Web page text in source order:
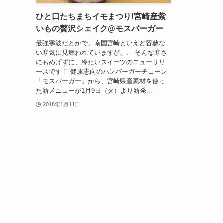
ひと口たちまちイモまつり!宮崎産紫
いもの贅沢シェイク@モスバーガー
最強寒波だとかで、南国宮崎といえど容赦な
い寒気に見舞われていますが、、 そんな寒さ
にもめげずに、冷たいスイーツのニューリリ
ースです！ 健康志向のハンバーガーチェーン
「モスバーガー」から、宮崎県産素材を使っ
た新メニューが1月9日（火）より新発...
2018年1月11日